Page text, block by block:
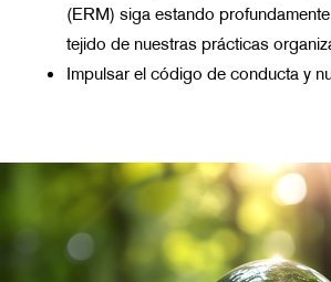
(ERM) siga estando
tejido de nuestras prácticas
Impulsar el código de conducta y